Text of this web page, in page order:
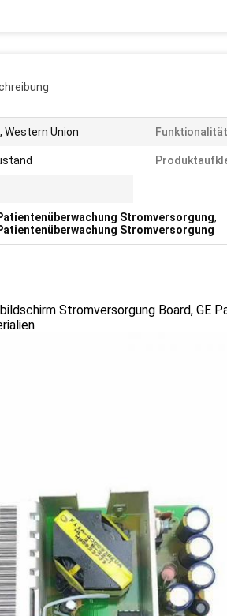
Western Union
Stromversorgung,
Stromversorgung
Stromversorgung Board, GE